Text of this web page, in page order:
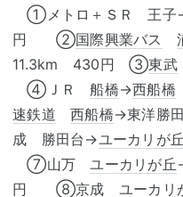
①メトロ＋ＳＲ 王子
円 ②国際興業バス
11.3km 430円 ③東武
④ＪＲ船橋→西船橋
速鉄道
西船橋→東洋
成 勝田台→ユーカリが丘
⑦山万ユーカリが丘
円 ⑧京成 ユーカリ